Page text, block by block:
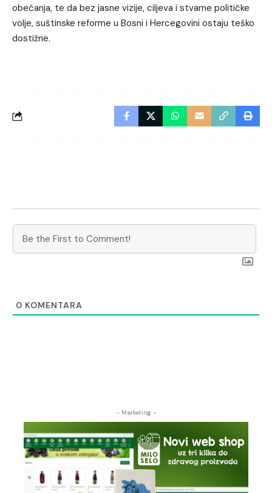
obećanja, te da bez jasne vizije, ciljeva i stvarne političke
volje, suštinske reforme u Bosni i Hercegovini ostaju teško
dostižne.
0 KOMENTARA
- Marketing -